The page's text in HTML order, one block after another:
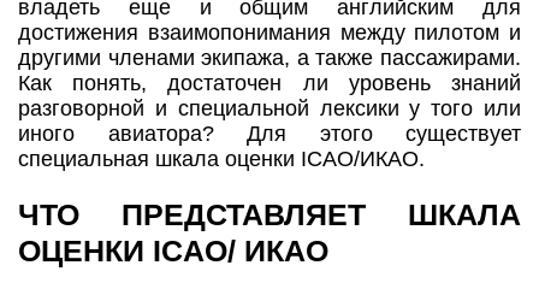
владеть еще и общим английским для
достижения взаимопонимания между пилотом и
другими членами экипажа, а также пассажирами.
Как понять, достаточен ли уровень знаний
разговорной и специальной лексики у того или
иного авиатора? Для этого существует
специальная шкала оценки ICAO/ИКАО.
ЧТО ПРЕДСТАВЛЯЕТ ШКАЛА
ОЦЕНКИ ICAO/ ИКАО